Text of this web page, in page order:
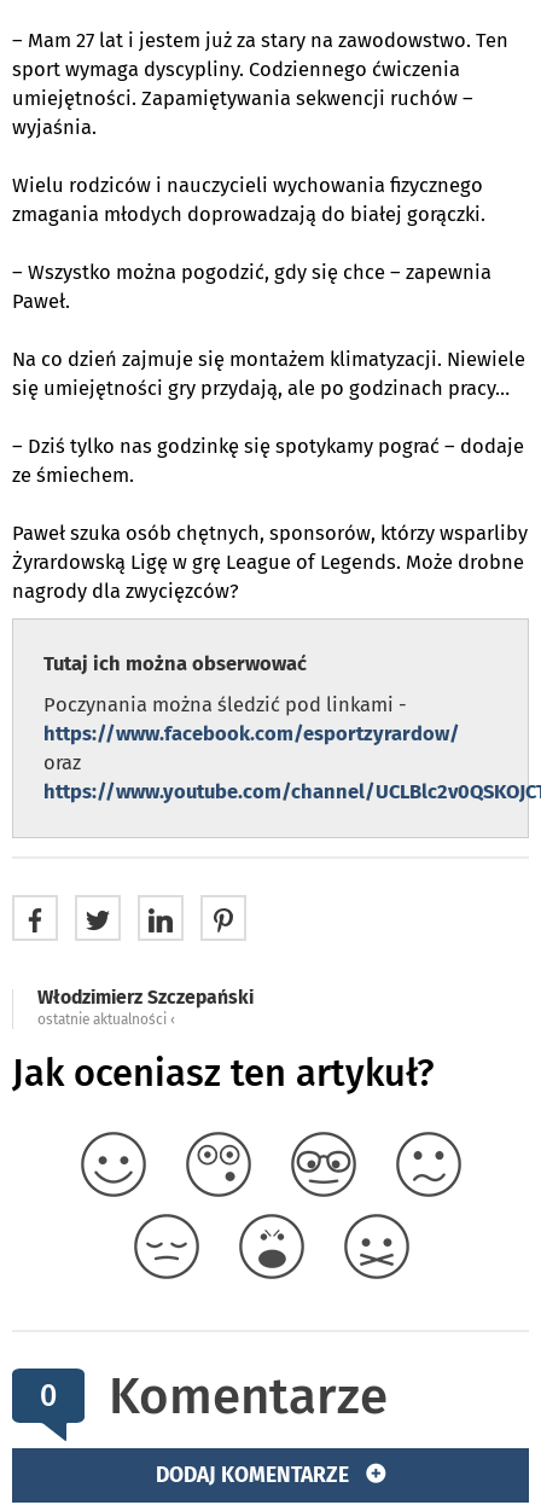
– Mam 27 lat i jestem już za stary na zawodowstwo. Ten
sport wymaga dyscypliny. Codziennego ćwiczenia
umiejętności. Zapamiętywania sekwencji ruchów –
wyjaśnia.
Wielu rodziców i nauczycieli wychowania fizycznego
zmagania młodych doprowadzają do białej gorączki.
– Wszystko można pogodzić, gdy się chce – zapewnia
Paweł.
Na co dzień zajmuje się montażem klimatyzacji. Niewiele
się umiejętności gry przydają, ale po godzinach pracy…
– Dziś tylko nas godzinkę się spotykamy pograć – dodaje
ze śmiechem.
Paweł szuka osób chętnych, sponsorów, którzy wsparliby
Żyrardowską Ligę w grę League of Legends. Może drobne
nagrody dla zwycięzców?
Tutaj ich można obserwować
Poczynania można śledzić pod linkami -
https://www.facebook.com/esportzyrardow/
oraz
https://www.youtube.com/channel/
Włodzimierz Szczepański
ostatnie aktualności ‹
Jak oceniasz ten artykuł?
0 Komentarze
DODAJ KOMENTARZE